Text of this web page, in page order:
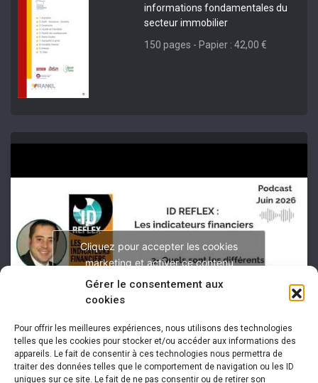
Gérer le consentement aux
cookies
Pour offrir les meilleures expériences, nous utilisons des technologies
telles que les cookies pour stocker et/ou accéder aux informations des
appareils. Le fait de consentir à ces technologies nous permettra de
traiter des données telles que le comportement de navigation ou les ID
uniques sur ce site. Le fait de ne pas consentir ou de retirer son
informations fondamentales du
secteur immobilier
150 pages - Papier : 42,00 €
Cliquez pour accepter les cookies
marketing et activer ce contenu